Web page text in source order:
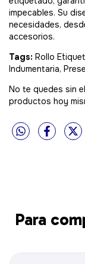
impecables. Su
necesidades,
accesorios.
Tags: Rollo
Indumentaria,
No te quedes sin
productos hoy
Para